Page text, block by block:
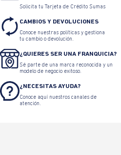
Solicita tu Tarjeta de Crédito Sumas
CAMBIOS Y DEVOLUCIONES
Conoce nuestras políticas y gestiona
tu cambio o devolución.
¿QUIERES SER UNA FRANQUICIA?
Sé parte de una marca reconocida y un
modelo de negocio exitoso.
¿NECESITAS AYUDA?
Conoce aquí nuestros canales de
atención.